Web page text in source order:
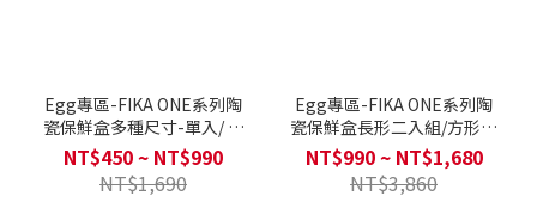
Egg專區-FIKA ONE系列陶
瓷保鮮盒多種尺寸-單入/ 圓
形兩色可選 / 方形四色可選
NT$450 ~ NT$990
NT$1,690
Egg專區-FIKA ONE系列陶
瓷保鮮盒長形二入組/方形二
入組/大全套四入組-FIKA/奶
茶粉/淺沙色/暗夜灰(4色任
選)
NT$990 ~ NT$1,680
NT$3,860